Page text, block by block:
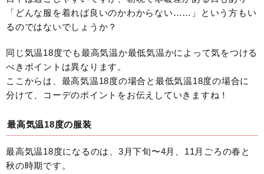
「どんな服を着れば良いのかわからない……」という方もい
るのではないでしょうか？
同じ気温18度でも最高気温か最低気温かによって気をつける
べきポイントは異なります。
ここからは、最高気温18度の場合と最低気温18度の場合に
分けて、コーデのポイントをお伝えしていきますね！
最高気温18度の服装
最高気温18度になるのは、3月下旬〜4月、11月ごろの春と
秋の時期です。